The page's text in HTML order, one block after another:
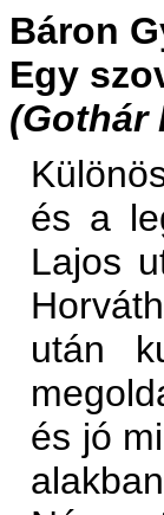
Báron
Egy
(Gothár
és a
Lajos
után
és jó